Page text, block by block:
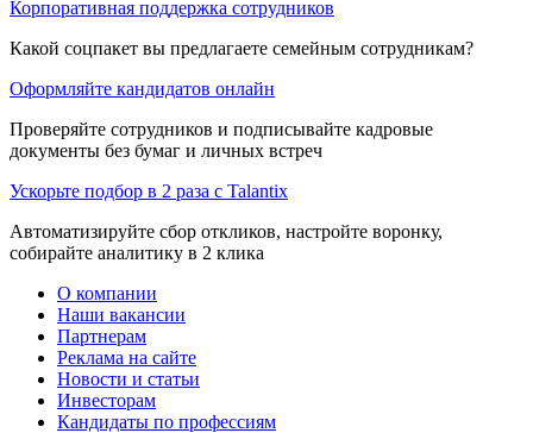
Корпоративная поддержка сотрудников
Какой соцпакет вы предлагаете семейным сотрудникам?
Оформляйте кандидатов онлайн
Проверяйте сотрудников и подписывайте кадровые
документы без бумаг и личных встреч
Ускорьте подбор в 2 раза с Talantix
Автоматизируйте сбор откликов, настройте воронку,
собирайте аналитику в 2 клика
О компании
Наши вакансии
Партнерам
Реклама на сайте
Новости и статьи
Инвесторам
Кандидаты по профессиям